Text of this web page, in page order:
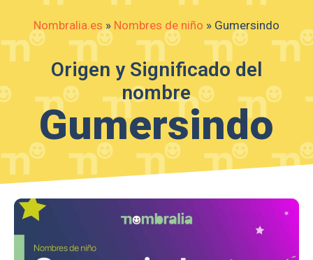
Nombralia.es » Nombres de niño » Gumersindo
Origen y Significado del
nombre
Gumersindo